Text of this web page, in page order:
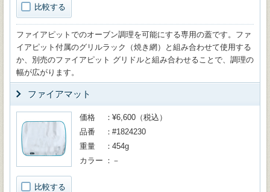
比較する
ファイアピットでのオーブン調理を可能にする専用の蓋です。ファ
イアピット付属のグリルラック（焼き網）と組み合わせて使用する
か、別売のファイアピット グリドルと組み合わせることで、調理の
幅が広がります。
ファイアマット
比較する
価格
¥6,600（税込）
品番
#1824230
重量
454g
カラー
－